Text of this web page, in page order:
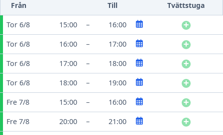
Från Till Tvättstuga
Tor 6/8 15:00 – 16:00
Tor 6/8 16:00 – 17:00
Tor 6/8 17:00 – 18:00
Tor 6/8 18:00 – 19:00
Fre 7/8 15:00 – 16:00
Fre 7/8 20:00 – 21:00